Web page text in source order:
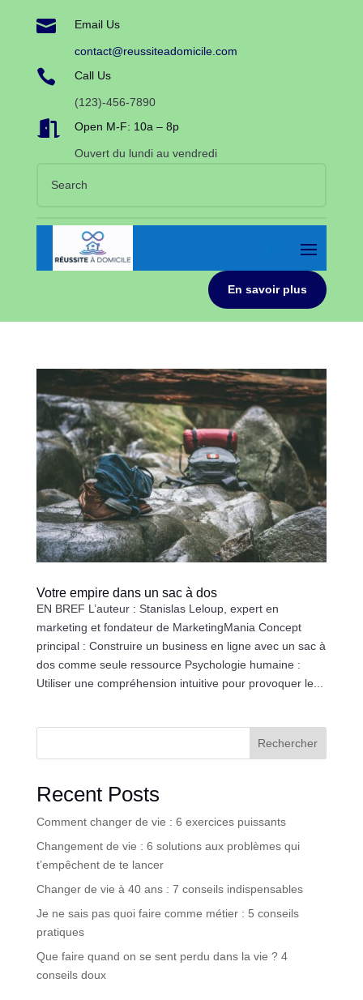
 Email Us
contact@reussiteadomicile.com
 Call Us
(123)-456-7890
 Open M-F: 10a – 8p
Ouvert du lundi au vendredi
En savoir plus
Votre empire dans un sac à dos
EN BREF L’auteur : Stanislas Leloup, expert en
marketing et fondateur de MarketingMania Concept
principal : Construire un business en ligne avec un sac à
dos comme seule ressource Psychologie humaine :
Utiliser une compréhension intuitive pour provoquer le...
Rechercher
Recent Posts
Comment changer de vie : 6 exercices puissants
Changement de vie : 6 solutions aux problèmes qui
t’empêchent de te lancer
Changer de vie à 40 ans : 7 conseils indispensables
Je ne sais pas quoi faire comme métier : 5 conseils
pratiques
Que faire quand on se sent perdu dans la vie ? 4
conseils doux